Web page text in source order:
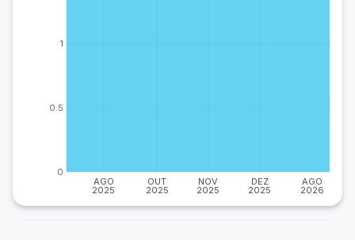
AGO
2025
OUT
2025
NOV
2025
DEZ
2025
AGO
2026
0
0.5
1